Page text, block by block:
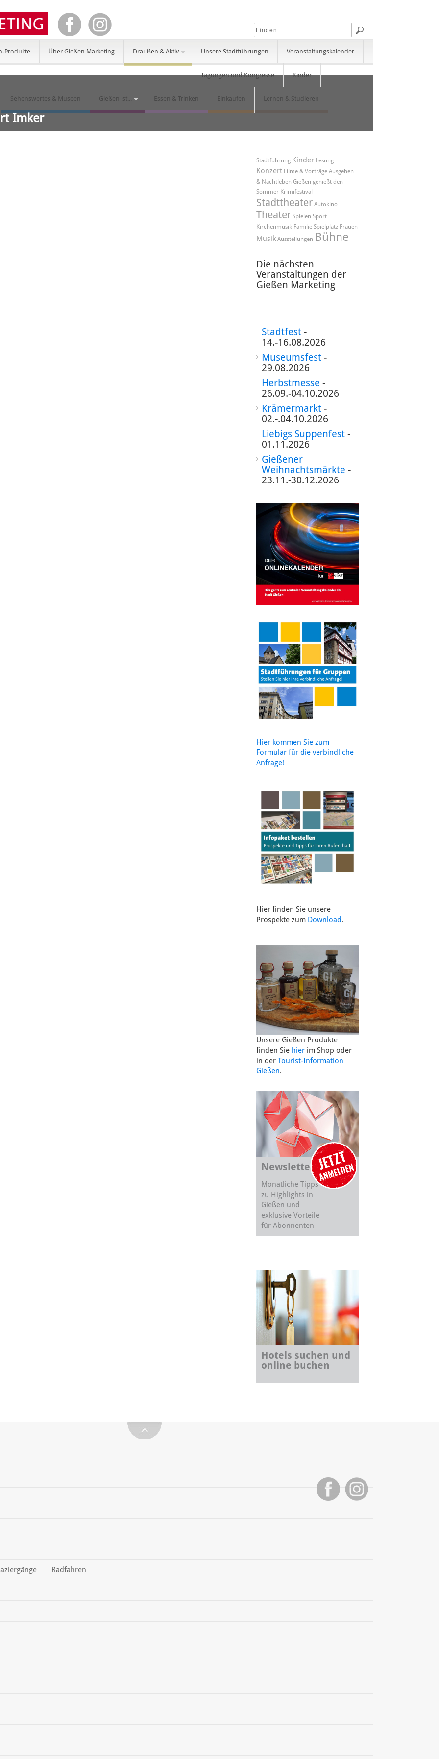
Produkte Über Gießen Marketing Draußen & Aktiv Unsere Stadtführungen Veranstaltungskalender
Tagungen und Kongresse Kinder
Sehenswertes & Museen Gießen ist... Essen & Trinken Einkaufen Lernen & Studieren
Imker
Stadtführung Kinder Lesung
Konzert Filme & Vorträge Ausgehen
& Nachtleben Gießen genießt den
Sommer Krimifestival
Stadttheater Autokino
Theater Spielen Sport
Kirchenmusik Familie Spielplatz Frauen
Musik Ausstellungen Bühne
Die nächsten
Veranstaltungen der
Gießen Marketing
Stadtfest-
14.-16.08.2026
Museumsfest-
29.08.2026
Herbstmesse -
26.09.-04.10.2026
Krämermarkt-
02.-.04.10.2026
Liebigs Suppenfest-
01.11.2026
Gießener
Weihnachtsmärkte -
23.11.-30.12.2026
Hier kommen Sie zum
Formular für die verbindliche
Anfrage!
Hier finden Sie unsere
Prospekte zum Download.
Unsere Gießen Produkte
finden Sie hierim Shop oder
in der Tourist-Information
Gießen.
Newsletter
Monatliche Tipps
zu Highlights in
Gießen und
exklusive Vorteile
für Abonnenten
Hotels suchen und
online buchen
Radfahren